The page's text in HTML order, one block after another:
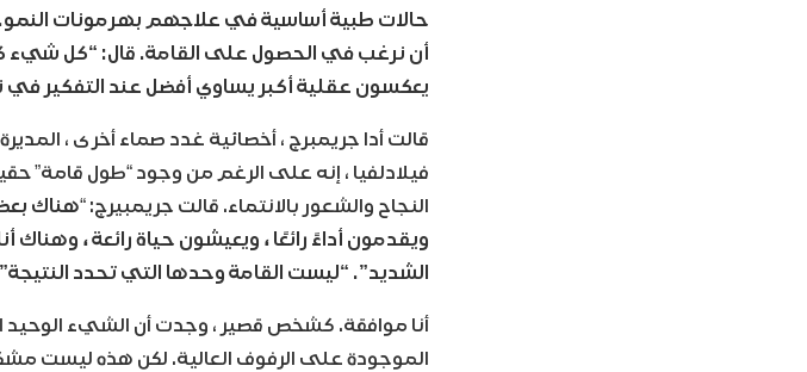
حالات طبية أساسية في علاجهم بهرمونات
أن نرغب في الحصول على القامة. قال: “كل شيء
يعكسون عقلية أكبر يساوي أفضل عند التفكير
قالت أدا جريمبرج ، أخصائية غدد صماء أخرى ،
فيلادلفيا ، إنه على الرغم من وجود “طول قامة”
النجاح والشعور بالانتماء. قالت جريمبيرج: “هناك
ويقدمون أداءً رائعًا ، ويعيشون حياة رائعة ،
الشديد”. “ليست القامة وحدها التي تحدد
أنا موافقة. كشخص قصير ، وجدت أن الشيء الوحيد
الموجودة على الرفوف العالية. لكن هذه ليست